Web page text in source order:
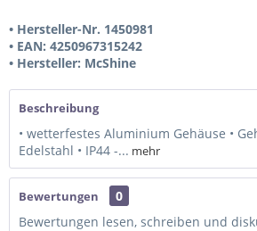
• Hersteller-Nr. 1450981
• EAN: 4250967315242
• Hersteller: McShine
Beschreibung
• wetterfestes Aluminium Gehäuse •
Edelstahl • IP44 -... mehr
Bewertungen
0
Bewertungen lesen, schreiben und